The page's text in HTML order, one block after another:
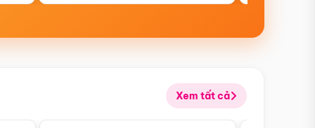
Xem tất cả
Điểm nổi bật